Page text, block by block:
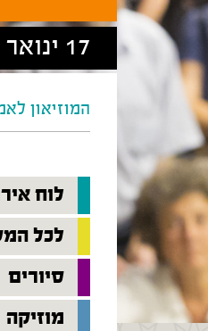
17 ינואר 2025 - 31 מאי 2025
המוזיאון
לוח
לכל
סיורים
מוזיקה